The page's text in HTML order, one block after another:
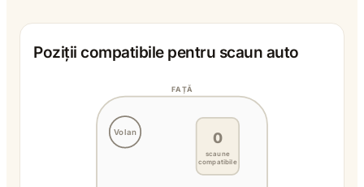
Poziții compatibile pentru scaun auto
Volan
FAȚĂ
0
scaune
compatibile